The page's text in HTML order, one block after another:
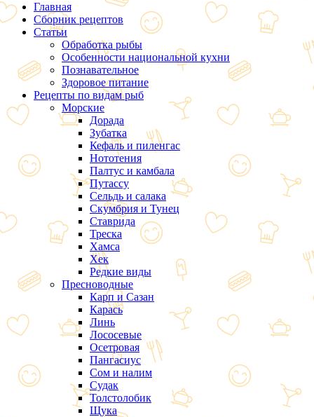
Главная
Сборник рецептов
Статьи
Обработка рыбы
Особенности национальной кухни
Познавательное
Здоровое питание
Рецепты по видам рыб
Морские
Дорада
Зубатка
Кефаль и пиленгас
Нототения
Палтус и камбала
Путассу
Сельдь и салака
Скумбрия и Тунец
Ставрида
Треска
Хамса
Хек
Редкие виды
Пресноводные
Карп и Сазан
Карась
Линь
Лососевые
Осетровая
Пангасиус
Сом и налим
Судак
Толстолобик
Щука